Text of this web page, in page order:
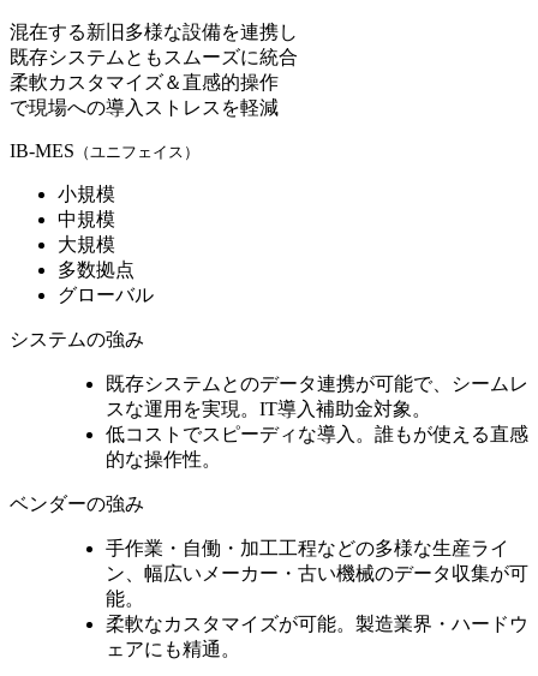
混在する新旧多様な設備を連携し
既存システムともスムーズに統合
柔軟カスタマイズ＆直感的操作
で現場への導入ストレスを軽減
IB-MES （ユニフェイス）
小規模
中規模
大規模
多数拠点
グローバル
システムの強み
既存システムとのデータ連携が可能で、シームレ
スな運用を実現。IT導入補助金対象。
低コストでスピーディな導入。誰もが使える直感
的な操作性。
ベンダーの強み
手作業・自働・加工工程などの多様な生産ライ
ン、 幅広いメーカー・古い機械のデータ収集が可
能。
柔軟なカスタマイズが可能。製造業界・ハードウ
ェアにも精通。